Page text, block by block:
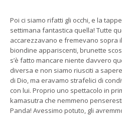
Poi ci siamo rifatti gli occhi, e la
settimana fantastica quella! Tutte
accarezzavano e fremevano sopra
biondine appariscenti, brunette
s’è fatto mancare niente davvero
diversa e non siamo riusciti a
di Dio, ma eravamo strafelici di
con lui. Proprio uno spettacolo in
kamasutra che nemmeno
Panda! Avessimo potuto, gli